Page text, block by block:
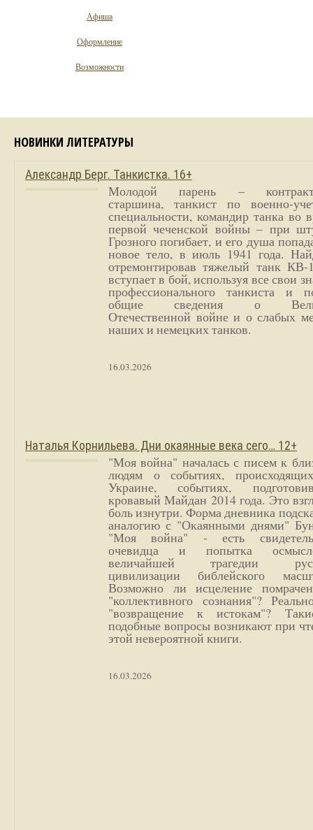
Афиша
Оформление
Возможности
НОВИНКИ ЛИТЕРАТУРЫ
Александр Берг. Танкистка. 16+
Молодой парень –
старшина, танкист по военно-
специальности, командир танка во
первой чеченской войны – при
Грозного погибает, и его душа
новое тело, в июль 1941 года.
отремонтировав тяжелый танк
вступает в бой, используя все свои
профессионального танкиста и
общие сведения о
Отечественной войне и о слабых
наших и немецких танков.
16.03.2026
Наталья Корнильева. Дни окаянные века сего… 12+
"Моя война" началась с писем к
людям о событиях,
Украине, событиях,
кровавый Майдан 2014 года. Это
боль изнутри. Форма дневника
аналогию с "Окаянными днями"
"Моя война" - есть
очевидца и попытка
величайшей трагедии
цивилизации библейского
Возможно ли исцеление
"коллективного сознания"?
"возвращение к истокам"?
подобные вопросы возникают при
этой невероятной книги.
16.03.2026